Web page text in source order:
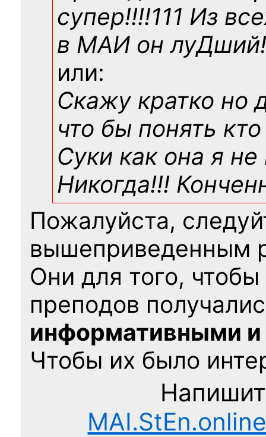
супер!!!!111 Из
в МАИ он
или:
Скажу кратко но
что бы понять
Суки как она я не
Никогда!!!
Пожалуйста,
вышеприведенным
Они для того,
преподов
информативными
Чтобы их было